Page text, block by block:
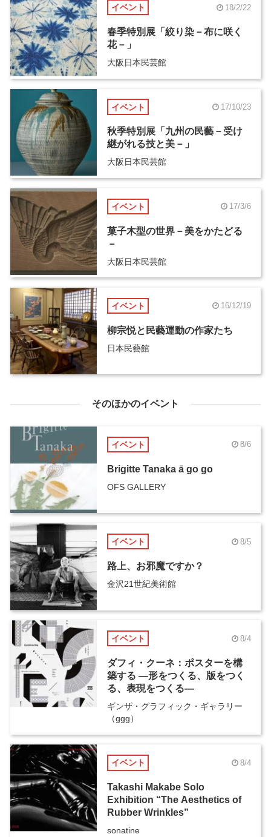
イベント 18/2/22
春季特別展「絞り染－布に咲く
花－」
大阪日本民芸館
イベント 17/10/23
秋季特別展「九州の民藝－受け
継がれる技と美－」
大阪日本民芸館
イベント 17/3/6
菓子木型の世界－美をかたどる
－
大阪日本民芸館
イベント 16/12/19
柳宗悦と民藝運動の作家たち
日本民藝館
そのほかのイベント
イベント 8/6
Brigitte Tanaka ā go go
OFS GALLERY
イベント 8/5
路上、お邪魔ですか？
金沢21世紀美術館
イベント 8/4
ダフィ・クーネ：ポスターを構
築する ―形をつくる、版をつく
る、表現をつくる―
ギンザ・グラフィック・ギャラリー
（ggg）
イベント 8/4
Takashi Makabe Solo
Exhibition “The Aesthetics of
Rubber Wrinkles”
sonatine